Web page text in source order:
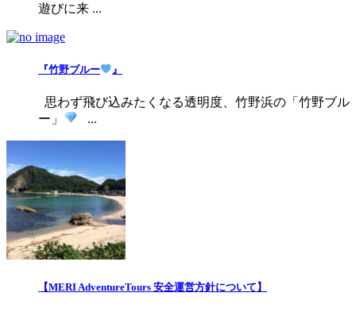
遊びに来 ...
『竹野ブルー 』
思わず飛び込みたくなる透明度、竹野浜の「竹野ブル
ー」
...
【MERI AdventureTours 安全運営方針について】